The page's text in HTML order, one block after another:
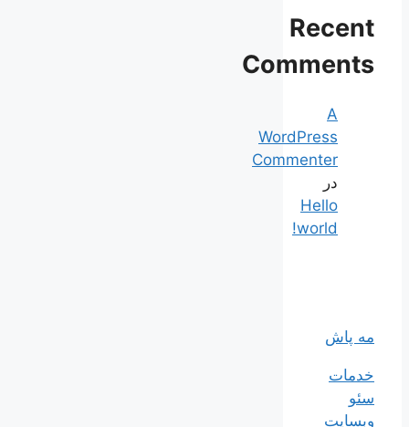
Recent
Comments
A
WordPress
Commenter
در
Hello
world!
مه پاش
خدمات
سئو
وبسایت